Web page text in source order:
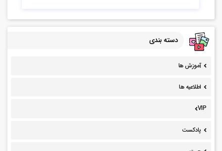
دسته بندی
آموزش ها
اطلاعیه ها
VIP
پادکست